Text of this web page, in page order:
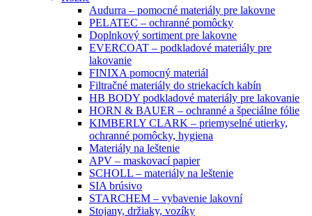
Audurra – pomocné materiály pre lakovne
PELATEC – ochranné pomôcky
Doplnkový sortiment pre lakovne
EVERCOAT – podkladové materiály pre
lakovanie
FINIXA pomocný materiál
Filtračné materiály do striekacích kabín
HB BODY podkladové materiály pre lakovanie
HORN & BAUER – ochranné a špeciálne fólie
KIMBERLY CLARK – priemyselné utierky,
ochranné pomôcky, hygiena
Materiály na leštenie
APV – maskovací papier
SCHOLL – materiály na leštenie
SIA brúsivo
STARCHEM – vybavenie lakovní
Stojany, držiaky, vozíky